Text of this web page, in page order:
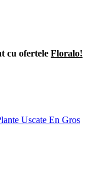
cu ofertele Floralo!